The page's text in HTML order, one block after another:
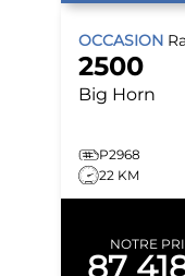
OCCASION
2500
Big Horn
P2968
22 KM
NOTRE
87